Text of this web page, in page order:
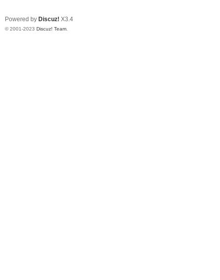
Powered by Discuz! X3.4
© 2001-2023 Discuz! Team